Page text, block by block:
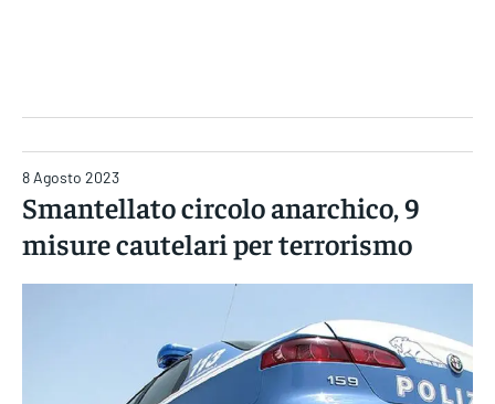
8 Agosto 2023
Smantellato circolo anarchico, 9
misure cautelari per terrorismo